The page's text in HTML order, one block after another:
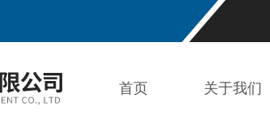
首页 关于我们